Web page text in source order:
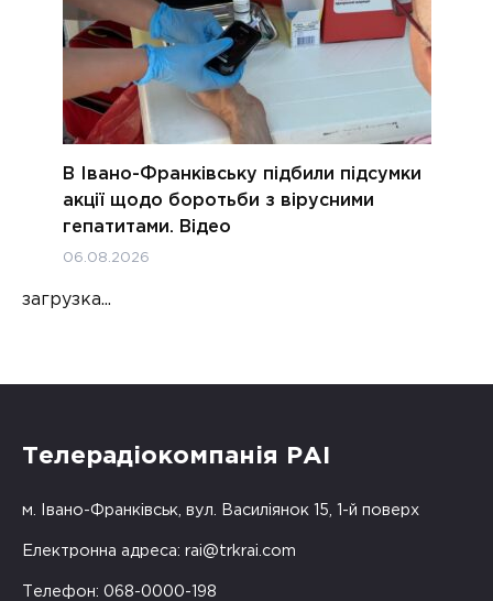
В Івано-Франківську підбили підсумки
акції щодо боротьби з вірусними
гепатитами. Відео
06.08.2026
загрузка...
Телерадіокомпанія РАІ
м. Івано-Франківськ, вул. Василіянок 15, 1-й поверх
Електронна адреса: rai@trkrai.com
Телефон: 068-0000-198